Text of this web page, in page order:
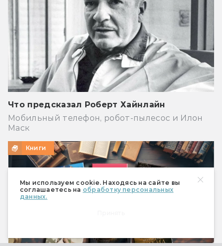
Мы используем cookie. Находясь на сайте вы
соглашаетесь на обработку персональных
данных.
Что предсказал Роберт Хайнлайн
Мобильный телефон, робот-пылесос и Илон
Маск
Книги